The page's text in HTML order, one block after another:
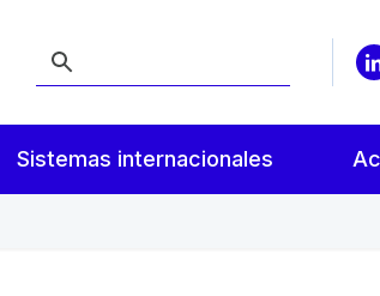
Sistemas internacionales